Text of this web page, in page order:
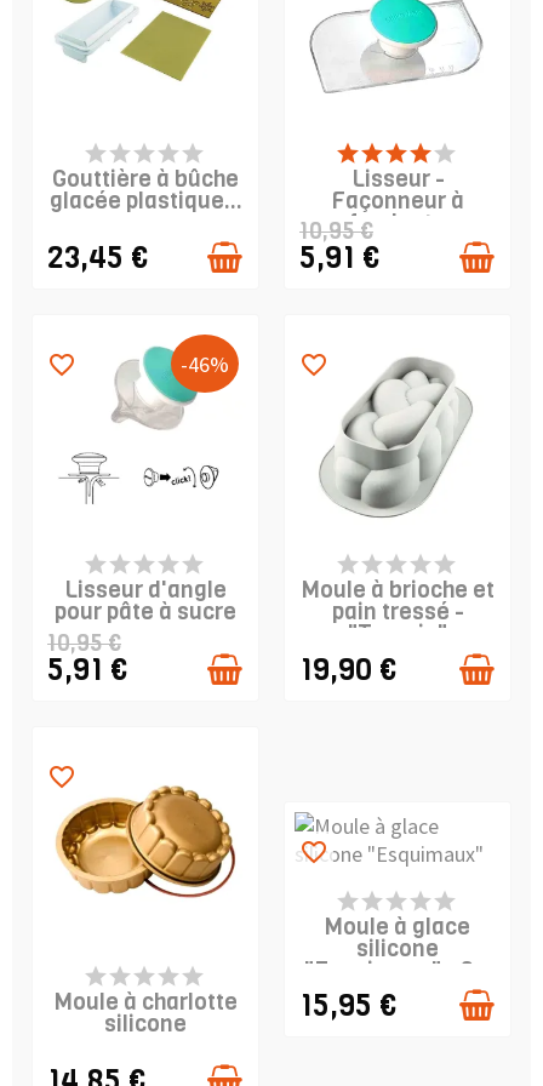
DERNIERS ARTICLES
EN STOCK
Gouttière à bûche
glacée plastique...
23,45 €
DERNIERS ARTICLES
EN STOCK
Lisseur -
Façonneur à
fondant -
SILIKOMART
10,95 €
5,91 €
-46%
PRODUIT EN STOCK
favorite_border
Lisseur d'angle
pour pâte à sucre
10,95 €
5,91 €
PRODUIT EN STOCK
favorite_border
Moule à brioche et
pain tressé -
"Treccia"
19,90 €
PRODUIT EN STOCK
favorite_border
Moule à charlotte
silicone
PRODUIT EN STOCK
favorite_border
Moule à glace
silicone
"Esquimaux" - 2...
15,95 €